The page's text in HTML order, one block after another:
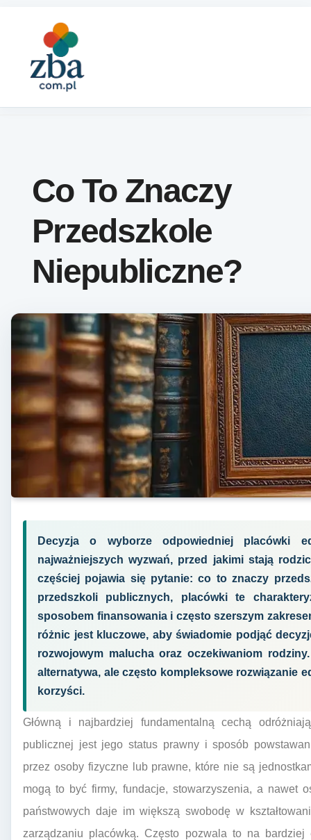
Co To Znaczy
Przedszkole
Niepubliczne?
Decyzja o wyborze odpowiedniej placówki
najważniejszych wyzwań, przed jakimi stają
częściej pojawia się pytanie: co to znaczy
przedszkoli publicznych, placówki te
sposobem finansowania i często szerszym
różnic jest kluczowe, aby świadomie podjąć
rozwojowym malucha oraz oczekiwaniom
alternatywa, ale często kompleksowe rozwiązanie
korzyści.
Główną i najbardziej fundamentalną cechą
publicznej jest jego status prawny i sposób
przez osoby fizyczne lub prawne, które nie są
mogą to być firmy, fundacje, stowarzyszenia, a nawet
państwowych daje im większą swobodę w
zarządzaniu placówką. Często pozwala to na